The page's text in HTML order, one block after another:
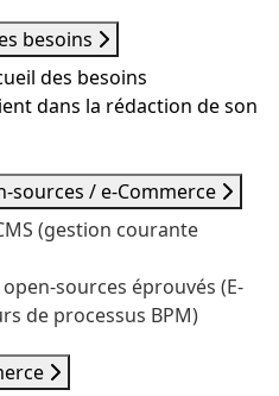
besoins
des besoins
dans la rédaction de son
/ e-Commerce
(gestion courante
sources éprouvés (E-
de processus BPM)